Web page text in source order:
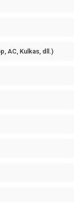
AC, Kulkas, dll.)